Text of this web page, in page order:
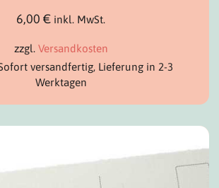
6,00 € inkl. MwSt.
zzgl. Versandkosten
versandfertig, Lieferung in 2-3
Werktagen